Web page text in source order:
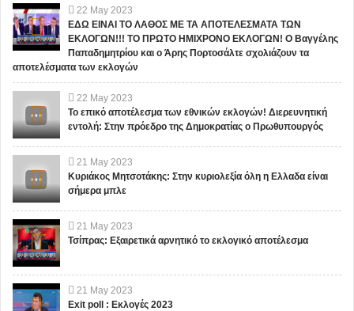
22 May 2023
ΕΔΩ ΕΙΝΑΙ ΤΟ ΛΑΘΟΣ ΜΕ ΤΑ ΑΠΟΤΕΛΕΣΜΑΤΑ ΤΩΝ
ΕΚΛΟΓΩΝ!!! ΤΟ ΠΡΩΤΟ ΗΜΙΧΡΟΝΟ ΕΚΛΟΓΩΝ! Ο Βαγγέλης
Παπαδημητρίου και ο Άρης Πορτοσάλτε σχολιάζουν τα
αποτελέσματα των εκλογών
22 May 2023
Το επικό αποτέλεσμα των εθνικών εκλογών! Διερευνητική
εντολή: Στην πρόεδρο της Δημοκρατίας ο Πρωθυπουργός
21 May 2023
Κυριάκος Μητσοτάκης: Στην κυριολεξία όλη η Ελλαδα είναι
σήμερα μπλε
21 May 2023
Τσίπρας: Εξαιρετικά αρνητικό το εκλογικό αποτέλεσμα
21 May 2023
Exit poll : Εκλογές 2023